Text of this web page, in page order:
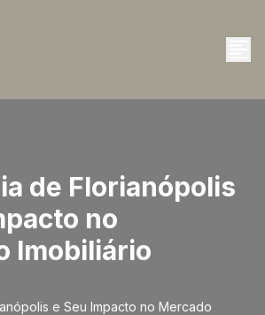
de Florianópolis
no
Imobiliário
e Seu Impacto no Mercado